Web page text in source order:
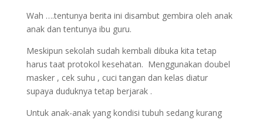
Wah ….tentunya berita ini disambut gembira oleh anak
anak dan tentunya ibu guru.
Meskipun sekolah sudah kembali dibuka kita tetap
harus taat protokol kesehatan. Menggunakan doubel
masker , cek suhu , cuci tangan dan kelas diatur
supaya duduknya tetap berjarak .
Untuk anak-anak yang kondisi tubuh sedang kurang